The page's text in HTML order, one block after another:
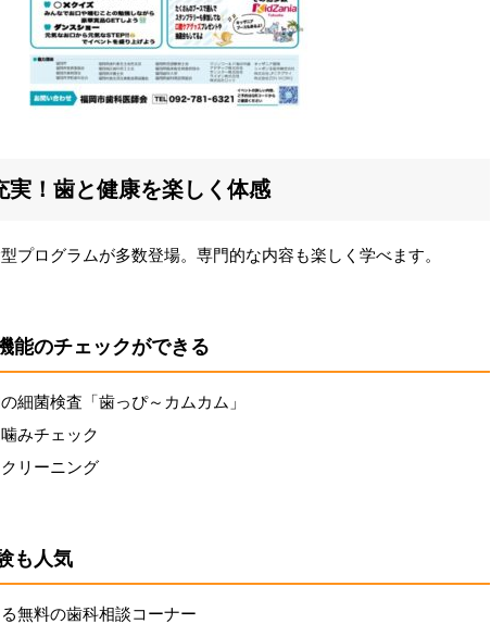
実！歯と健康を楽しく体感
プログラムが多数登場。専門的な内容も楽しく学べます。
能のチェックができる
細菌検査「歯っぴ～カムカム」
みチェック
リーニング
も人気
無料の歯科相談コーナー